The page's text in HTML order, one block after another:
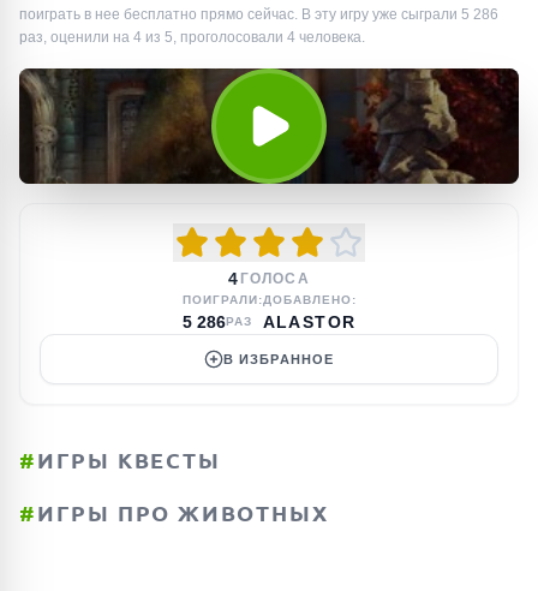
поиграть в нее бесплатно прямо сейчас. В эту игру уже сыграли 5 286
раз, оценили на 4 из 5, проголосовали 4 человека.
4 ГОЛОСА
ПОИГРАЛИ:
5 286РАЗ
ДОБАВЛЕНО:
ALASTOR
В ИЗБРАННОЕ
#ИГРЫ КВЕСТЫ
#ИГРЫ ПРО ЖИВОТНЫХ